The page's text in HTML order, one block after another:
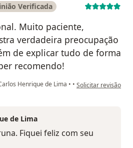
Verificada
Muito paciente,
verdadeira preocupação
de explicar tudo de forma
recomendo!
Henrique de Lima • • na opinião do
Solicitar revisão
de Lima
Fiquei feliz com seu